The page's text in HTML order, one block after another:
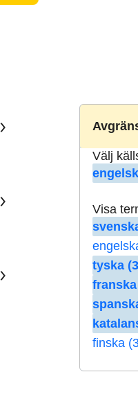
Välj
Visa
tyska
franska
finska